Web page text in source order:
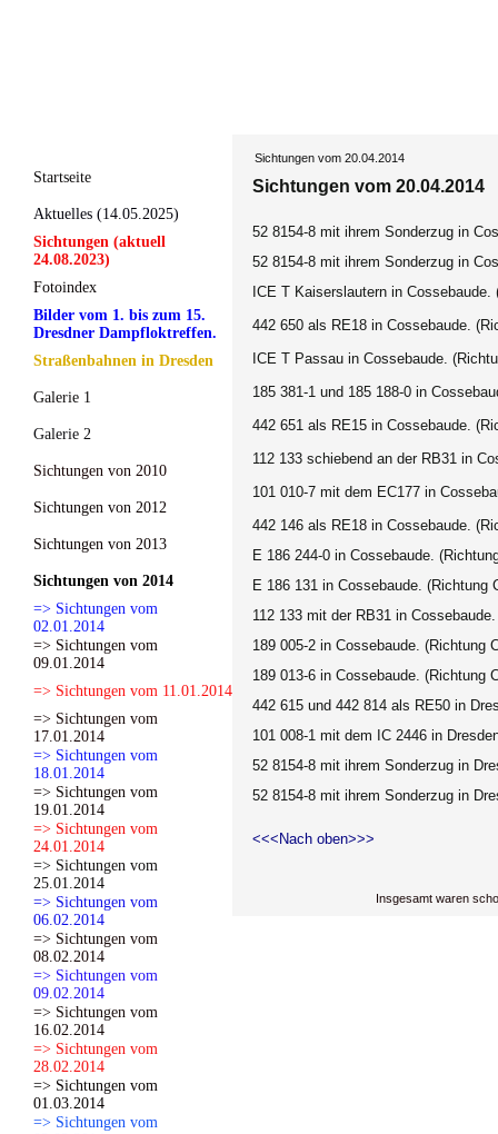
Startseite
Aktuelles (14.05.2025)
Sichtungen (aktuell
24.08.2023)
Fotoindex
Bilder vom 1. bis zum 15.
Dresdner Dampfloktreffen.
Straßenbahnen in Dresden
Galerie 1
Galerie 2
Sichtungen von 2010
Sichtungen von 2012
Sichtungen von 2013
Sichtungen von 2014
=> Sichtungen vom
02.01.2014
=> Sichtungen vom
09.01.2014
=> Sichtungen vom 11.01.2014
=> Sichtungen vom
17.01.2014
=> Sichtungen vom
18.01.2014
=> Sichtungen vom
19.01.2014
=> Sichtungen vom
24.01.2014
=> Sichtungen vom
25.01.2014
=> Sichtungen vom
06.02.2014
=> Sichtungen vom
08.02.2014
=> Sichtungen vom
09.02.2014
=> Sichtungen vom
16.02.2014
=> Sichtungen vom
28.02.2014
=> Sichtungen vom
01.03.2014
=> Sichtungen vom
Sichtungen vom 20.04.2014
Sichtungen vom 20.04.2014
52 8154-8 mit ihrem Sonderzug in
52 8154-8 mit ihrem Sonderzug in
ICE T Kaiserslautern in Cossebaude.
442 650 als RE18 in Cossebaude.
ICE T Passau in Cossebaude.
185 381-1 und 185 188-0 in
442 651 als RE15 in Cossebaude.
112 133 schiebend an der RB31 in
101 010-7 mit dem EC177 in
442 146 als RE18 in Cossebaude.
E 186 244-0 in Cossebaude.
E 186 131 in Cossebaude. (Richtung
112 133 mit der RB31 in
189 005-2 in Cossebaude. (Richtung
189 013-6 in Cossebaude. (Richtung
442 615 und 442 814 als RE50 in
101 008-1 mit dem IC 2446 in
52 8154-8 mit ihrem Sonderzug in
52 8154-8 mit ihrem Sonderzug in
<<<Nach oben>>>
Insgesamt waren